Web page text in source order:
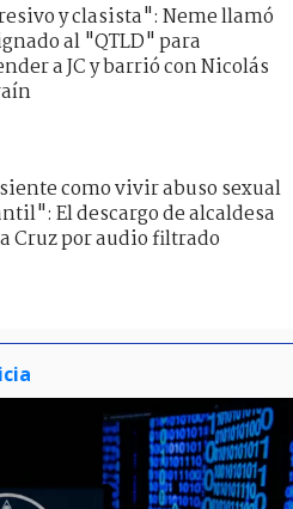
y clasista": Neme llamó
al "QTLD" para
a JC y barrió con Nicolás
como vivir abuso sexual
El descargo de alcaldesa
Cruz por audio filtrado